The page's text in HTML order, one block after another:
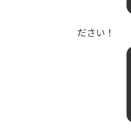
ださい！